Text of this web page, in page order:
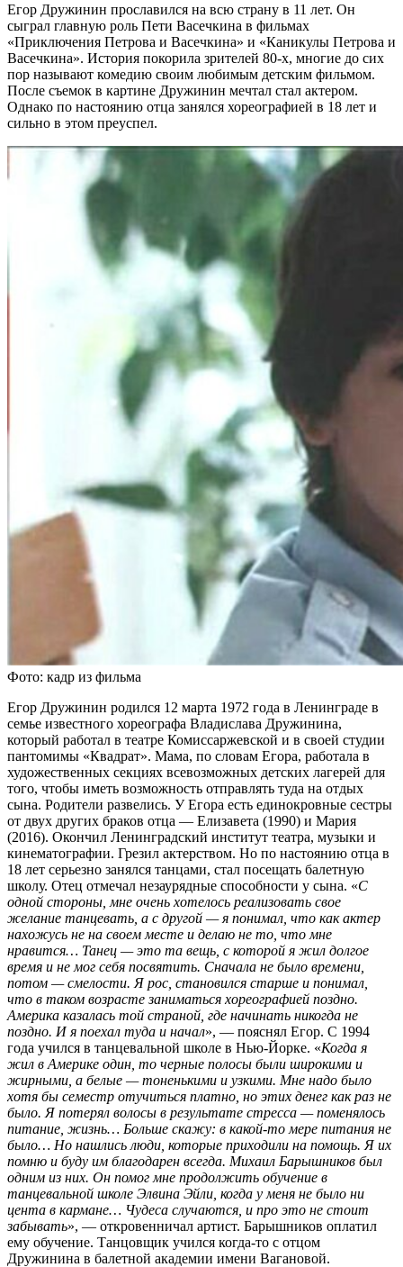
Егор Дружинин прославился на всю страну в 11 лет. Он
сыграл главную роль Пети Васечкина в фильмах
«Приключения Петрова и Васечкина» и «Каникулы Петрова и
Васечкина». История покорила зрителей 80-х, многие до сих
пор называют комедию своим любимым детским фильмом.
После съемок в картине Дружинин мечтал стал актером.
Однако по настоянию отца занялся хореографией в 18 лет и
сильно в этом преуспел.
Фото: кадр из фильма
Егор Дружинин родился 12 марта 1972 года в Ленинграде в
семье известного хореографа Владислава Дружинина,
который работал в театре Комиссаржевской и в своей студии
пантомимы «Квадрат». Мама, по словам Егора, работала в
художественных секциях всевозможных детских лагерей для
того, чтобы иметь возможность отправлять туда на отдых
сына. Родители развелись. У Егора есть единокровные сестры
от двух других браков отца — Елизавета (1990) и Мария
(2016). Окончил Ленинградский институт театра, музыки и
кинематографии. Грезил актерством. Но по настоянию отца в
18 лет серьезно занялся танцами, стал посещать балетную
школу. Отец отмечал незаурядные способности у сына. «С
одной стороны, мне очень хотелось реализовать свое
желание танцевать, а с другой — я понимал, что как актер
нахожусь не на своем месте и делаю не то, что мне
нравится… Танец — это та вещь, с которой я жил долгое
время и не мог себя посвятить. Сначала не было времени,
потом — смелости. Я рос, становился старше и понимал,
что в таком возрасте заниматься хореографией поздно.
Америка казалась той страной, где начинать никогда не
поздно. И я поехал туда и начал», — пояснял Егор. С 1994
года учился в танцевальной школе в Нью-Йорке. «Когда я
жил в Америке один, то черные полосы были широкими и
жирными, а белые — тоненькими и узкими. Мне надо было
хотя бы семестр отучиться платно, но этих денег как раз не
было. Я потерял волосы в результате стресса — поменялось
питание, жизнь… Больше скажу: в какой-то мере питания не
было… Но нашлись люди, которые приходили на помощь. Я их
помню и буду им благодарен всегда. Михаил Барышников был
одним из них. Он помог мне продолжить обучение в
танцевальной школе Элвина Эйли, когда у меня не было ни
цента в кармане… Чудеса случаются, и про это не стоит
забывать», — откровенничал артист. Барышников оплатил
ему обучение. Танцовщик учился когда-то с отцом
Дружинина в балетной академии имени Вагановой.